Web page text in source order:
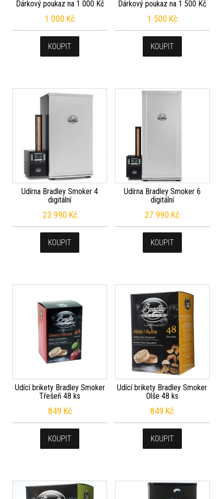
Dárkový poukaz na 1 000 Kč
1 000 Kč
KOUPIT
Dárkový poukaz na 1 500 Kč
1 500 Kč
KOUPIT
Udírna Bradley Smoker 4
digitální
23 990 Kč
KOUPIT
Udírna Bradley Smoker 6
digitální
27 990 Kč
KOUPIT
Udící brikety Bradley Smoker
Třešeň 48 ks
849 Kč
KOUPIT
Udící brikety Bradley Smoker
Olše 48 ks
849 Kč
KOUPIT